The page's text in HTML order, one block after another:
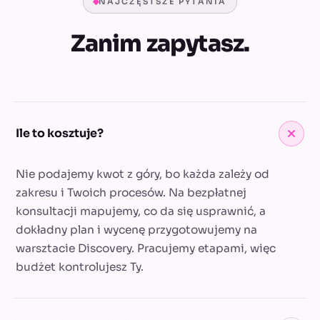
Zanim zapytasz.
Ile to kosztuje?
Nie podajemy kwot z góry, bo każda zależy od
zakresu i Twoich procesów. Na bezpłatnej
konsultacji mapujemy, co da się usprawnić, a
dokładny plan i wycenę przygotowujemy na
warsztacie Discovery. Pracujemy etapami, więc
budżet kontrolujesz Ty.